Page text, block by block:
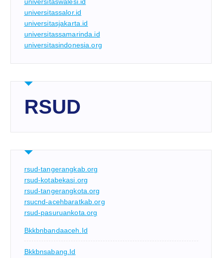
universitassalor.id
universitasjakarta.id
universitassamarinda.id
universitasindonesia.org
RSUD
rsud-tangerangkab.org
rsud-kotabekasi.org
rsud-tangerangkota.org
rsucnd-acehbaratkab.org
rsud-pasuruankota.org
Bkkbnbandaaceh.id
Bkkbnsabang.id